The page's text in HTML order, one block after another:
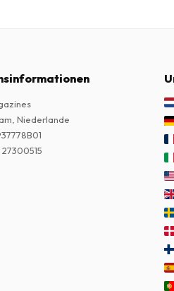
Niederlande
27300515